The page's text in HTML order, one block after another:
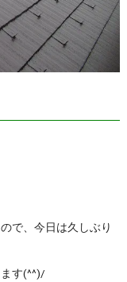
で、今日は久しぶり
す(^^)/